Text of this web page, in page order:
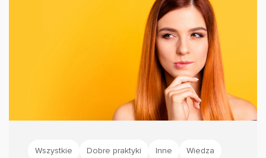
Wszystkie Dobre praktyki Inne Wiedza